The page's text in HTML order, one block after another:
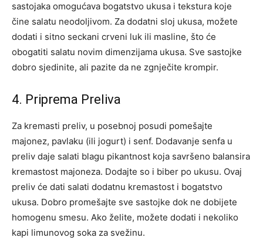
sastojaka omogućava bogatstvo ukusa i tekstura koje
čine salatu neodoljivom. Za dodatni sloj ukusa, možete
dodati i sitno seckani crveni luk ili masline, što će
obogatiti salatu novim dimenzijama ukusa. Sve sastojke
dobro sjedinite, ali pazite da ne zgnječite krompir.
4. Priprema Preliva
Za kremasti preliv, u posebnoj posudi pomešajte
majonez, pavlaku (ili jogurt) i senf. Dodavanje senfa u
preliv daje salati blagu pikantnost koja savršeno balansira
kremastost majoneza. Dodajte so i biber po ukusu. Ovaj
preliv će dati salati dodatnu kremastost i bogatstvo
ukusa. Dobro promešajte sve sastojke dok ne dobijete
homogenu smesu. Ako želite, možete dodati i nekoliko
kapi limunovog soka za svežinu.